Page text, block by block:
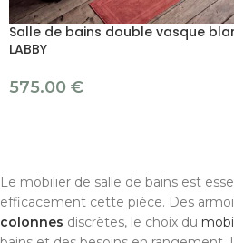
Salle de bains double vasque
LABBY
575.00 €
Le mobilier de salle de bains est
efficacement cette pièce. Des
colonnes discrètes, le choix du